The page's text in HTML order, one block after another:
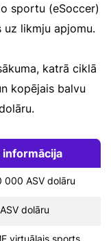
sportu (eSoccer)
likmju apjomu.
katrā ciklā
kopējais balvu
informācija
000 ASV dolāru
dolāru
virtuālais sports